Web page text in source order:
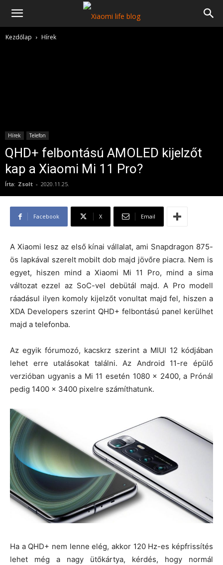
Kezdőlap Hírek
Hírek Telefon
QHD+ felbontású AMOLED kijelzőt
kap a Xiaomi Mi 11 Pro?
Írta: Zsolt - 2020.11.25.
Facebook X Email
A Xiaomi lesz az első kínai vállalat, ami Snapdragon 875-
ös lapkával szerelt mobilt dob majd jövőre piacra. Nem is
egyet, hiszen mind a Xiaomi Mi 11 Pro, mind a sima
változat ezzel az SoC-vel debütál majd. A Pro modell
ráadásul ilyen komoly kijelzőt vonultat majd fel, hiszen a
XDA Developers szerint QHD+ felbontású panel kerülhet
majd a telefonba.
Az egyik fórumozó, kacskrz szerint a MIUI 12 kódjában
lehet erre utalásokat találni. Az Android 11-re épülő
verzióban ugyanis a Mi 11 esetén 1080 x 2400, a Prónál
pedig 1400 x 3400 pixelre számíthatunk.
Ha a QHD+ nem lenne elég, akkor 120 Hz-es képfrissítés
lehet még a nagy ütőkártya, kérdés, hogy normál